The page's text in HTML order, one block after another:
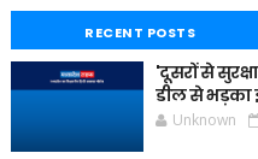
RECENT POSTS
'दूसरों से
डील से भड़का
Unknown